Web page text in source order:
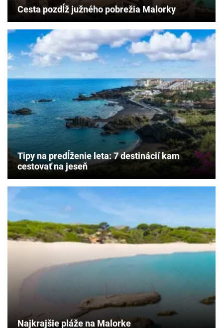
Cesta pozdĺž južného pobrežia Malorky
Tipy na predĺženie leta: 7 destinácií kam
cestovať na jeseň
Najkrajšie pláže na Malorke